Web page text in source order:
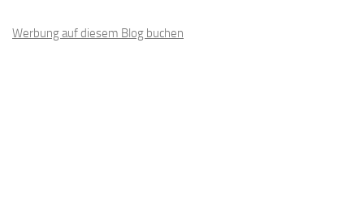
Werbung auf diesem Blog buchen